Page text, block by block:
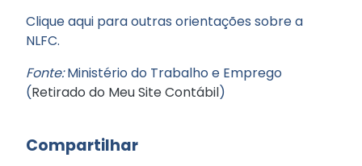
Clique aqui para outras orientações sobre a
NLFC.
Fonte:Ministério do Trabalho e Emprego
(Retirado do Meu Site Contábil)
Compartilhar